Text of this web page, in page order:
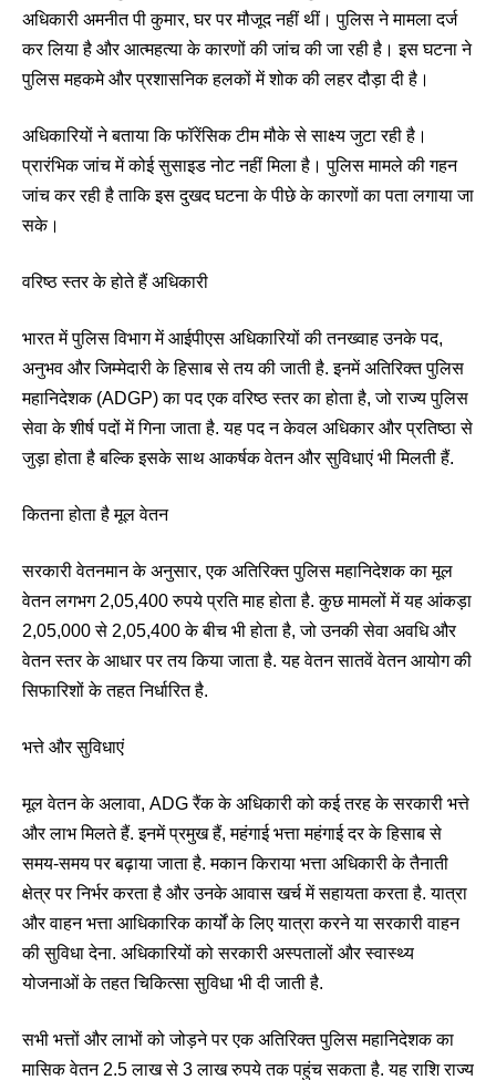
अधिकारी अमनीत पी कुमार, घर पर मौजूद नहीं थीं। पुलिस ने मामला दर्ज
कर लिया है और आत्महत्या के कारणों की जांच की जा रही है। इस घटना ने
पुलिस महकमे और प्रशासनिक हलकों में शोक की लहर दौड़ा दी है।
अधिकारियों ने बताया कि फॉरेंसिक टीम मौके से साक्ष्य जुटा रही है।
प्रारंभिक जांच में कोई सुसाइड नोट नहीं मिला है। पुलिस मामले की गहन
जांच कर रही है ताकि इस दुखद घटना के पीछे के कारणों का पता लगाया जा
सके।
वरिष्ठ स्तर के होते हैं अधिकारी
भारत में पुलिस विभाग में आईपीएस अधिकारियों की तनख्वाह उनके पद,
अनुभव और जिम्मेदारी के हिसाब से तय की जाती है. इनमें अतिरिक्त पुलिस
महानिदेशक (ADGP) का पद एक वरिष्ठ स्तर का होता है, जो राज्य पुलिस
सेवा के शीर्ष पदों में गिना जाता है. यह पद न केवल अधिकार और प्रतिष्ठा से
जुड़ा होता है बल्कि इसके साथ आकर्षक वेतन और सुविधाएं भी मिलती हैं.
कितना होता है मूल वेतन
सरकारी वेतनमान के अनुसार, एक अतिरिक्त पुलिस महानिदेशक का मूल
वेतन लगभग 2,05,400 रुपये प्रति माह होता है. कुछ मामलों में यह आंकड़ा
2,05,000 से 2,05,400 के बीच भी होता है, जो उनकी सेवा अवधि और
वेतन स्तर के आधार पर तय किया जाता है. यह वेतन सातवें वेतन आयोग की
सिफारिशों के तहत निर्धारित है.
भत्ते और सुविधाएं
मूल वेतन के अलावा, ADG रैंक के अधिकारी को कई तरह के सरकारी भत्ते
और लाभ मिलते हैं. इनमें प्रमुख हैं, महंगाई भत्ता महंगाई दर के हिसाब से
समय-समय पर बढ़ाया जाता है. मकान किराया भत्ता अधिकारी के तैनाती
क्षेत्र पर निर्भर करता है और उनके आवास खर्च में सहायता करता है. यात्रा
और वाहन भत्ता आधिकारिक कार्यों के लिए यात्रा करने या सरकारी वाहन
की सुविधा देना. अधिकारियों को सरकारी अस्पतालों और स्वास्थ्य
योजनाओं के तहत चिकित्सा सुविधा भी दी जाती है.
सभी भत्तों और लाभों को जोड़ने पर एक अतिरिक्त पुलिस महानिदेशक का
मासिक वेतन 2.5 लाख से 3 लाख रुपये तक पहुंच सकता है. यह राशि राज्य